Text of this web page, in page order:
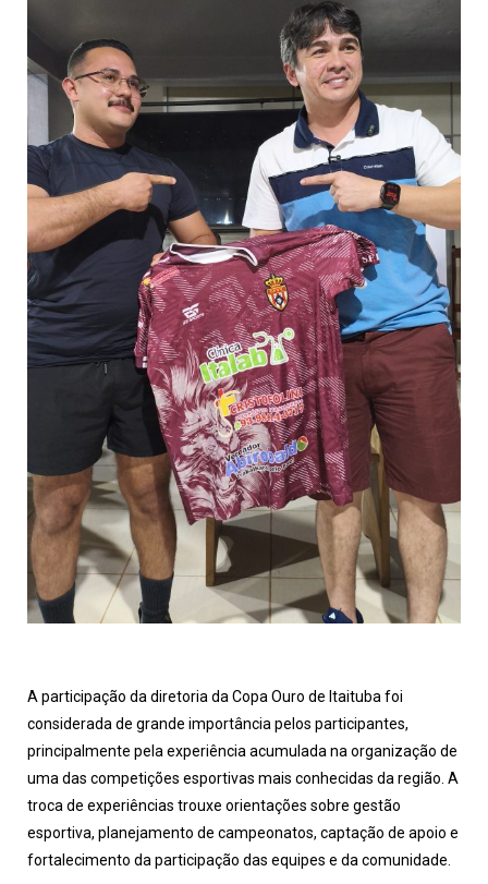
A participação da diretoria da Copa Ouro de Itaituba foi
considerada de grande importância pelos participantes,
principalmente pela experiência acumulada na organização de
uma das competições esportivas mais conhecidas da região. A
troca de experiências trouxe orientações sobre gestão
esportiva, planejamento de campeonatos, captação de apoio e
fortalecimento da participação das equipes e da comunidade.